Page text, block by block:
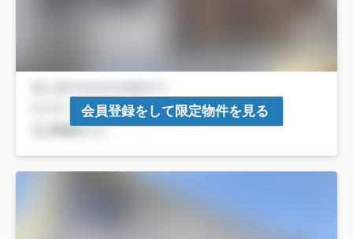
会員登録をして限定物件を見る